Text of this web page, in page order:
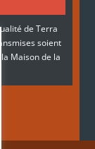
de Terra
soient
Maison de la